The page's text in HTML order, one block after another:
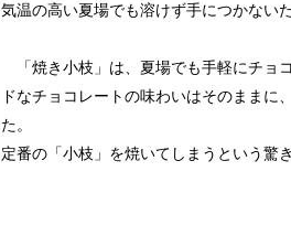
気温の高い夏場でも溶けず手につかない
「焼き小枝」は、夏場でも手軽にチョ
ドなチョコレートの味わいはそのまま
た。
定番の「小枝」を焼いてしまうという驚